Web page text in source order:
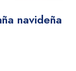
navideña